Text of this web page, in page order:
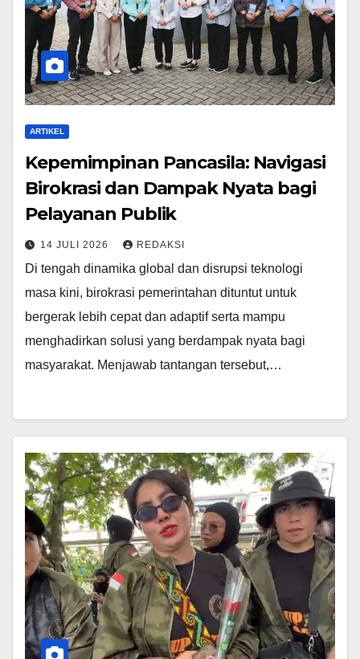
ARTIKEL
Kepemimpinan Pancasila: Navigasi
Birokrasi dan Dampak Nyata bagi
Pelayanan Publik
14 JULI 2026 REDAKSI
Di tengah dinamika global dan disrupsi teknologi
masa kini, birokrasi pemerintahan dituntut untuk
bergerak lebih cepat dan adaptif serta mampu
menghadirkan solusi yang berdampak nyata bagi
masyarakat. Menjawab tantangan tersebut,…